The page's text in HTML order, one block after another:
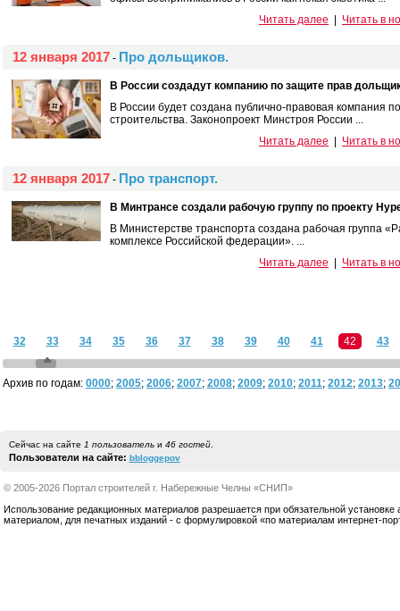
Читать далее
Читать в
12 января 2017 - Про дольщиков.
В России создадут компанию по защите прав
В России будет создана публично-правовая компания
строительства. Законопроект Минстроя России ...
Читать далее
Читать в
12 января 2017 - Про транспорт.
В Минтрансе создали рабочую группу по проекту
В Министерстве транспорта создана рабочая группа
комплексе Российской федерации». ...
Читать далее
Читать в
32 33 34 35 36 37 38 39 40 41 42 43
Архив по годам: 0000; 2005; 2006; 2007; 2008; 2009; 2010; 2011; 2012; 2013;
Сейчас на сайте 1 пользовательи 46 гостей.
Пользователи на сайте: bbloggepov
© 2005-2026 Портал строителей г. Набережные Челны «СНИП»
Использование редакционных материалов разрешается при обязательной установке
материалом, для печатных изданий - с формулировкой «по материалам интернет-